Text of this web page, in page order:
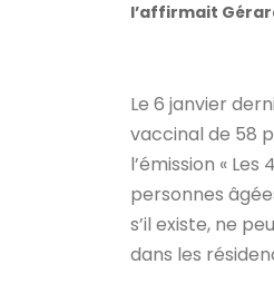
l’affirmait
Le 6 janvier
vaccinal de 58
l’émission «
personnes
s’il existe, ne
dans les